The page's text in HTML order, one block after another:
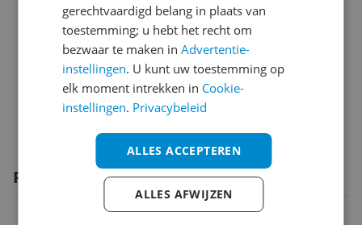
Scherm
Sim informatie
Software
Specificaties
Productomschrijving
gerechtvaardigd belang in plaats van
toestemming; u hebt het recht om
bezwaar te maken inAdvertentie-
instellingen. U kunt uw toestemming op
elk moment intrekken in Cookie-
instellingen. Privacybeleid
ALLES ACCEPTEREN
ALLES AFWIJZEN